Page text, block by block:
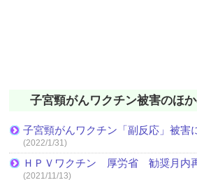
子宮頸がんワクチン被害のほ
子宮頸がんワクチン「副反応」被害
(2022/1/31)
ＨＰＶワクチン 厚労省 勧奨月内
(2021/11/13)